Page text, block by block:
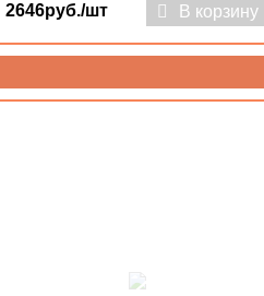
2646руб./шт В корзину